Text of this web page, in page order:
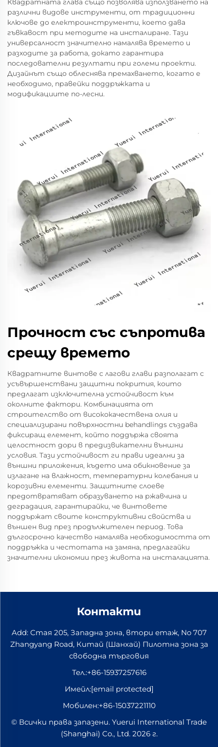
Квадратната глава също позволява използването на
различни видове инструменти, от традиционни
ключове до електроинструменти, което дава
гъвкавост при методите на инсталиране. Тази
универсалност значително намалява времето и
разходите за работа, докато гарантира
последователни резултати при големи проекти.
Дизайнът също облеснява премахването, когато е
необходимо, правейки поддръжката и
модификациите по-лесни.
Прочност със съпротива
срещу времето
Квадратните винтове с лагови глави разполагат с
усъвършенствани защитни покрития, които
предлагат изключителна устойчивост към
околните фактори. Комбинацията от
строителство от висококачествена олия и
специализирани повърхностни behandlings създава
фиксиращ елемент, който поддържа своята
целостност дори в предизвикателни външни
условия. Тази устойчивост ги прави идеални за
външни приложения, където има обикновение за
излагане на влажност, температурни колебания и
корозивни елементи. Защитните слоеве
предотвратяват образуването на ржавчина и
деградация, гарантирайки, че винтовете
поддържат своите конструктивни свойства и
външен вид през продължителен период. Това
дългосрочно качество намалява необходимостта от
поддръжка и честотата на замяна, предлагайки
значителни икономии през живота на инсталацията.
Контакти
Add: Стая 205, Западна зона, втори етаж, No 707
Zhangyang Road, Китай (Шанхай) Пилотна зона за
свободна търговия
Тел.:+86-15937257616
Имейл:[email protected]
Мобилен:+86-15037221110
© Всички права запазени. Yuerui International Trade
(Shanghai) Co., Ltd. 2026 г.